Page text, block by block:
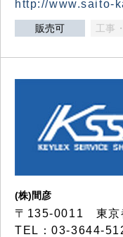
http://www.saito-
販売可 工事
(株)間彦
〒135-0011 東京
TEL：03-3644-